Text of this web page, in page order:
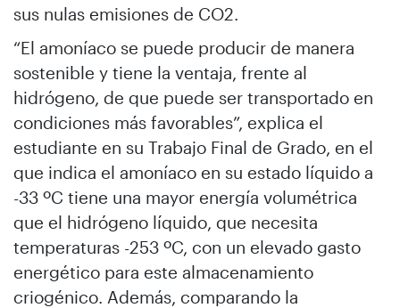
sus nulas emisiones de CO2.
“El amoníaco se puede producir de manera
sostenible y tiene la ventaja, frente al
hidrógeno, de que puede ser transportado en
condiciones más favorables”, explica el
estudiante en su Trabajo Final de Grado, en el
que indica el amoníaco en su estado líquido a
-33 ºC tiene una mayor energía volumétrica
que el hidrógeno líquido, que necesita
temperaturas -253 ºC, con un elevado gasto
energético para este almacenamiento
criogénico. Además, comparando la